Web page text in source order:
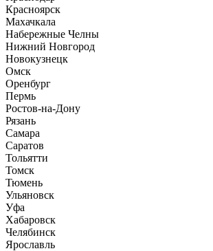
Красноярск
Махачкала
Набережные Челны
Нижний Новгород
Новокузнецк
Омск
Оренбург
Пермь
Ростов-на-Дону
Рязань
Самара
Саратов
Тольятти
Томск
Тюмень
Ульяновск
Уфа
Хабаровск
Челябинск
Ярославль